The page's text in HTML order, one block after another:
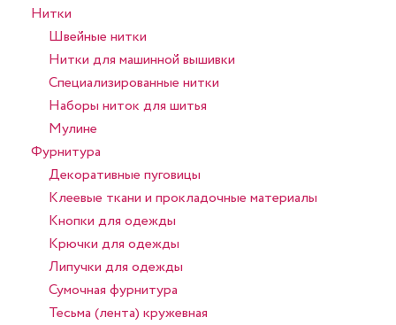
Нитки
Швейные нитки
Нитки для машинной вышивки
Специализированные нитки
Наборы ниток для шитья
Мулине
Фурнитура
Декоративные пуговицы
Клеевые ткани и прокладочные материалы
Кнопки для одежды
Крючки для одежды
Липучки для одежды
Сумочная фурнитура
Тесьма (лента) кружевная